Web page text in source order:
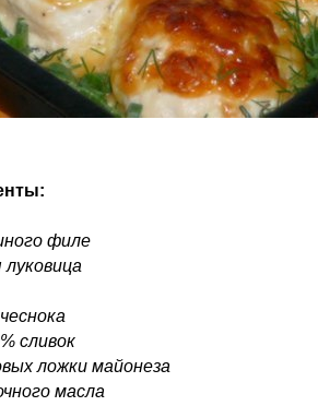
филе
луковица
сливок
ложки майонеза
масла